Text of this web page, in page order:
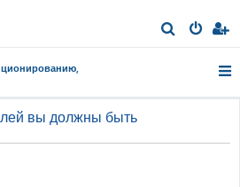
о
вы должны быть